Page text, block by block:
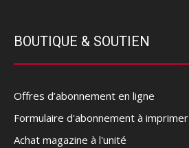
BOUTIQUE & SOUTIEN
Offres d’abonnement en ligne
Formulaire d'abonnement à imprimer
Achat magazine à l'unité